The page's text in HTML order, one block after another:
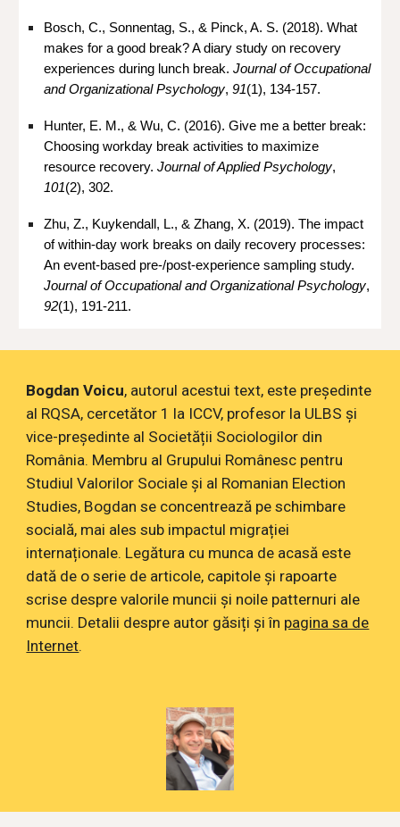
Bosch, C., Sonnentag, S., & Pinck, A. S. (2018). What
makes for a good break? A diary study on recovery
experiences during lunch break.Journal of Occupational
and Organizational Psychology,91(1), 134-157.
Hunter, E. M., & Wu, C. (2016). Give me a better break:
Choosing workday break activities to maximize
resource recovery.Journal of Applied Psychology,
101(2), 302.
Zhu, Z., Kuykendall, L., & Zhang, X. (2019). The impact
of within‐day work breaks on daily recovery processes:
An event‐based pre‐/post‐experience sampling study.
Journal of Occupational and Organizational Psychology,
92(1), 191-211.
Bogdan Voicu, autorul acestui text, este președinte
al RQSA, cercetător 1 la ICCV, profesor la ULBS și
vice-președinte al Societății Sociologilor din
România. Membru al Grupului Românesc pentru
Studiul Valorilor Sociale și al Romanian Election
Studies, Bogdan se concentrează pe schimbare
socială, mai ales sub impactul migrației
internaționale. Legătura cu munca de acasă este
dată de o serie de articole, capitole și rapoarte
scrise despre valorile muncii și noile patternuri ale
muncii. Detalii despre autor găsiți și în pagina sa de
Internet.